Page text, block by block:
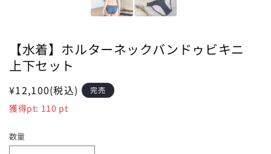
【水着】ホルターネックバンドゥビキニ
上下セット
通
常
格
¥12,100(税込) 完売
獲得pt: 110 pt
数量